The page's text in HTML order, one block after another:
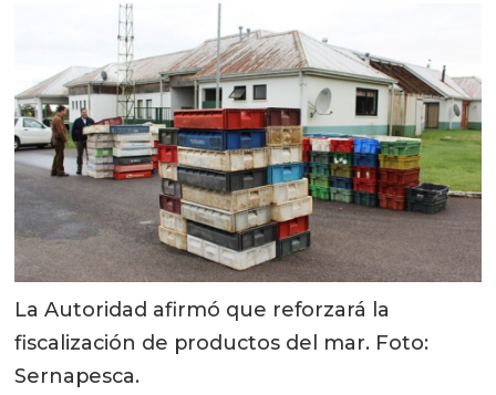
La Autoridad afirmó que reforzará la
fiscalización de productos del mar. Foto:
Sernapesca.